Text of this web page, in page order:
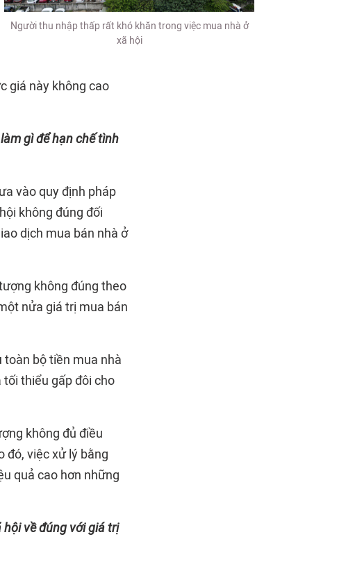
Người thu nhập thấp rất khó khăn trong việc mua nhà ở
xã hội
giá này không cao
gì để hạn chế tình
vào quy định pháp
không đúng đối
dịch mua bán nhà ở
không đúng theo
nửa giá trị mua bán
toàn bộ tiền mua nhà
thiểu gấp đôi cho
không đủ điều
đó, việc xử lý bằng
quả cao hơn những
về đúng với giá trị